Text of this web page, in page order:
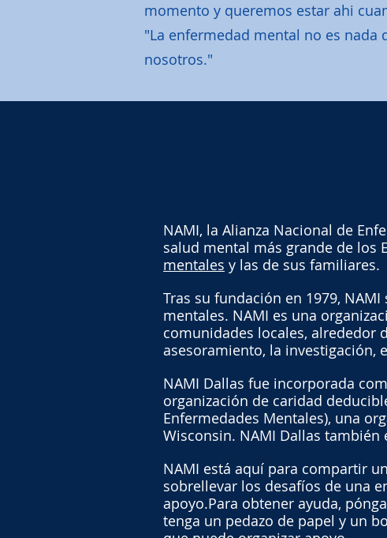
momento y queremos estar ahi
"La enfermedad mental no es nada
nosotros."
NAMI, la Alianza Nacional de
salud mental más grande de los
mentales y las de sus familiares.
Tras su fundación en 1979,
mentales. NAMI es una
comunidades locales, alrededor
asesoramiento, la investigación,
NAMI Dallas fue incorporada
organización de caridad
Enfermedades Mentales), una
Wisconsin. NAMI Dallas también
NAMI está aquí para compartir
sobrellevar los desafíos de una
apoyo.Para obtener ayuda,
tenga un pedazo de papel y un